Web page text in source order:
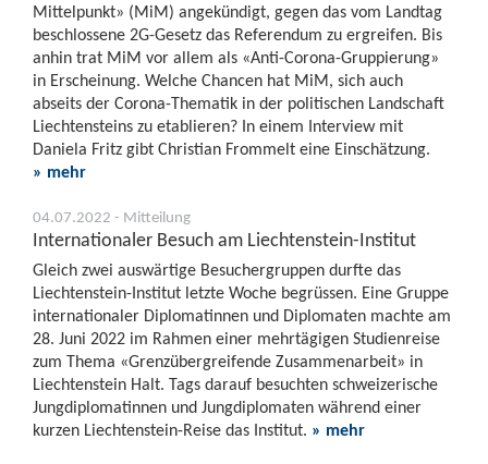
Mittelpunkt» (MiM) angekündigt, gegen das vom Landtag
beschlossene 2G-Gesetz das Referendum zu ergreifen. Bis
anhin trat MiM vor allem als «Anti-Corona-Gruppierung»
in Erscheinung. Welche Chancen hat MiM, sich auch
abseits der Corona-Thematik in der politischen Landschaft
Liechtensteins zu etablieren? In einem Interview mit
Daniela Fritz gibt Christian Frommelt eine Einschätzung.
» mehr
04.07.2022 - Mitteilung
Internationaler Besuch am Liechtenstein-Institut
Gleich zwei auswärtige Besuchergruppen durfte das
Liechtenstein-Institut letzte Woche begrüssen. Eine Gruppe
internationaler Diplomatinnen und Diplomaten machte am
28. Juni 2022 im Rahmen einer mehrtägigen Studienreise
zum Thema «Grenzübergreifende Zusammenarbeit» in
Liechtenstein Halt. Tags darauf besuchten schweizerische
Jungdiplomatinnen und Jungdiplomaten während einer
kurzen Liechtenstein-Reise das Institut. » mehr